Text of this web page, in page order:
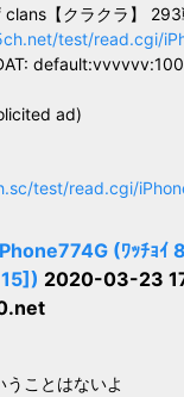
clans【クラクラ】 293
test/read.cgi/
ad)
test/read.cgi/
(ﾜｯﾁｮｲ
2020-03-23
うことはないよ